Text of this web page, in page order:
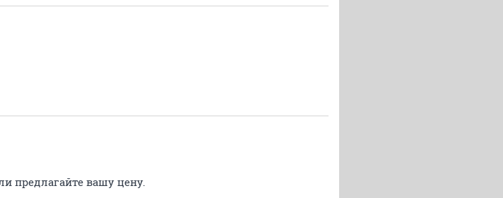
предлагайте вашу цену.